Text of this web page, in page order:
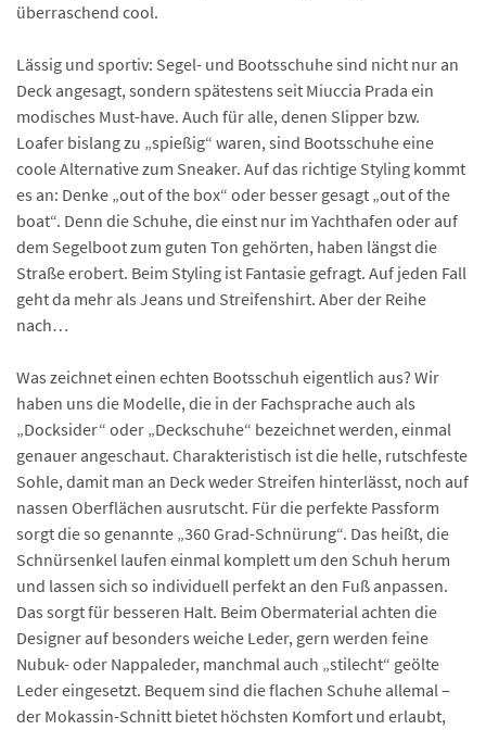
überraschend cool.
Lässig und sportiv: Segel- und Bootsschuhe sind nicht nur an
Deck angesagt, sondern spätestens seit Miuccia Prada ein
modisches Must-have. Auch für alle, denen Slipper bzw.
Loafer bislang zu „spießig“ waren, sind Bootsschuhe eine
coole Alternative zum Sneaker. Auf das richtige Styling kommt
es an: Denke „out of the box“ oder besser gesagt „out of the
boat“. Denn die Schuhe, die einst nur im Yachthafen oder auf
dem Segelboot zum guten Ton gehörten, haben längst die
Straße erobert. Beim Styling ist Fantasie gefragt. Auf jeden Fall
geht da mehr als Jeans und Streifenshirt. Aber der Reihe
nach…
Was zeichnet einen echten Bootsschuh eigentlich aus? Wir
haben uns die Modelle, die in der Fachsprache auch als
„Docksider“ oder „Deckschuhe“ bezeichnet werden, einmal
genauer angeschaut. Charakteristisch ist die helle, rutschfeste
Sohle, damit man an Deck weder Streifen hinterlässt, noch auf
nassen Oberflächen ausrutscht. Für die perfekte Passform
sorgt die so genannte „360 Grad-Schnürung“. Das heißt, die
Schnürsenkel laufen einmal komplett um den Schuh herum
und lassen sich so individuell perfekt an den Fuß anpassen.
Das sorgt für besseren Halt. Beim Obermaterial achten die
Designer auf besonders weiche Leder, gern werden feine
Nubuk- oder Nappaleder, manchmal auch „stilecht“ geölte
Leder eingesetzt. Bequem sind die flachen Schuhe allemal –
der Mokassin-Schnitt bietet höchsten Komfort und erlaubt,